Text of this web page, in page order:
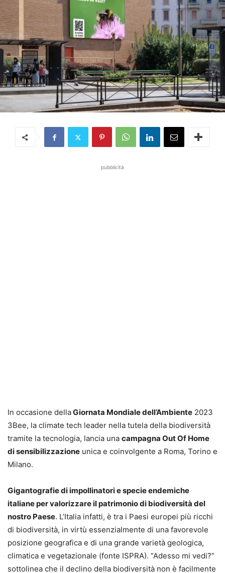
pubblicità
In occasione dellaGiornata Mondiale dell’Ambiente 2023
3Bee, la climate tech leader nella tutela della biodiversità
tramite la tecnologia, lancia una campagna Out Of Home
di sensibilizzazione unica e coinvolgente a Roma, Torino e
Milano.
Gigantografie di impollinatori e specie endemiche
italiane per valorizzare il patrimonio di biodiversità del
nostro Paese. L’Italia infatti, è tra i Paesi europei più ricchi
di biodiversità, in virtù essenzialmente di una favorevole
posizione geografica e di una grande varietà geologica,
climatica e vegetazionale (fonte ISPRA). “Adesso mi vedi?”
sottolinea che il declino della biodiversità non è facilmente